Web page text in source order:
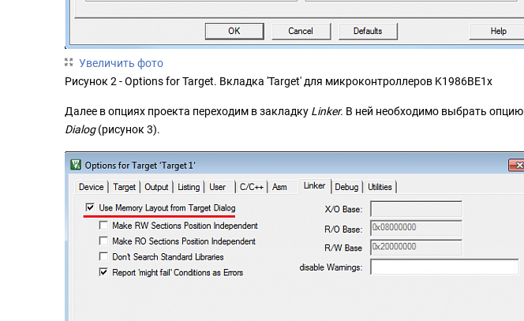
Увеличить фото
Рисунок 2 - Options for Target. Вкладка 'Target' для микроконтроллеров K1986ВЕ1x
Далее в опциях проекта переходим в закладку Linker. В ней необходимо выбрать опцию
Dialog(рисунок 3).